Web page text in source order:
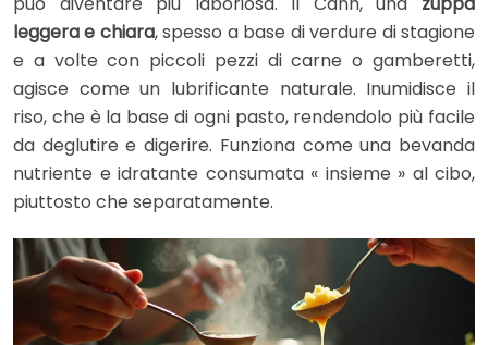
leggera e chiara, spesso a base di verdure di stagione
e a volte con piccoli pezzi di carne o gamberetti,
agisce come un lubrificante naturale. Inumidisce il
riso, che è la base di ogni pasto, rendendolo più facile
da deglutire e digerire. Funziona come una bevanda
nutriente e idratante consumata « insieme » al cibo,
piuttosto che separatamente.